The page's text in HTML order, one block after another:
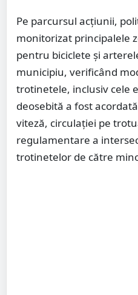
Pe parcursul acțiunii,
monitorizat principalele
pentru biciclete și
municipiu, verificând
trotinetele, inclusiv cele
deosebită a fost
viteză, circulației pe
regulamentare a
trotinetelor de către